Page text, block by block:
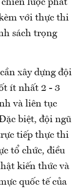
lược phát
với thực thi
sách trọng
xây dựng đội
ít nhất 2 - 3
và liên tục
biệt, đội ngũ
tiếp thực thi
tổ chức, điều
kiến thức và
quốc tế của